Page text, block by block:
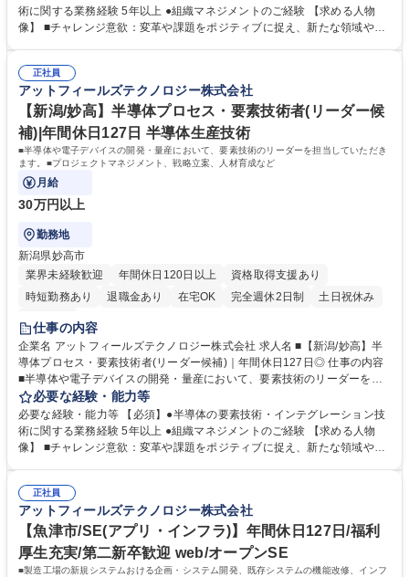
浄・成膜・熱処理・イオン注入・CMP）■裏面工程要素技術(ウエハサポー
ト・バックグラインド・ダイシング・成膜・洗浄) ■インテグレーション技
桑名市の事業所での選考を打診させていただく場合がございます。 募集職
種 ■【愛知/豊田市】半導体プロセス・要素技術者(リーダー候補)｜年間休
日127日◎
術に関する業務経験 5年以上 ●組織マネジメントのご経験 【求める人物
像】 ■チャレンジ意欲：変革や課題をポジティブに捉え、新たな領域や技
性と熱意を持って、相手との対話を楽しめる方や相手を説得していくこと
に面白みを感じている方 学歴・資格 学歴：大学院 大学 高専 語学力： 資
格：
正社員
アットフィールズテクノロジー株式会社
【新潟/妙高】半導体プロセス・要素技術者(リーダー候
補)|年間休日127日 半導体生産技術
■半導体や電子デバイスの開発・量産において、要素技術のリーダーを担当していただき
ます。■プロジェクトマネジメント、戦略立案、人材育成など
月給
30万円以上
勤務地
新潟県妙高市
業界未経験歓迎
年間休日120日以上
資格取得支援あり
時短勤務あり
退職金あり 在宅OK 完全週休2日制
土日祝休み
服装自由
仕事の内容
企業名 アットフィールズテクノロジー株式会社 求人名 ■【新潟/妙高】半
導体プロセス・要素技術者(リーダー候補)｜年間休日127日◎ 仕事の内容
■半導体や電子デバイスの開発・量産において、要素技術のリーダーを担
当していただきます。■プロジェクトマネジメント、戦略立案、人材育成
など 【専門技術】 ■前工程要素技術(リソグラフィ・ドライエッチ・洗
浄・成膜・熱処理・イオン注入・CMP)■裏面工程要素技術(ウエハサポー
ト・バックグラインド・ダイシング・成膜・洗浄) ■インテグレーション技
技術者(リーダー候補)｜年間休日127日◎
必要な経験・能力等
必要な経験・能力等 【必須】●半導体の要素技術・インテグレーション技
術に関する業務経験 5年以上 ●組織マネジメントのご経験 【求める人物
像】 ■チャレンジ意欲：変革や課題をポジティブに捉え、新たな領域や技
性と熱意を持って、相手との対話を楽しめる方や相手を説得していくこと
に面白みを感じている方 学歴・資格 学歴：大学院 大学 高専 語学力： 資
格：
正社員
アットフィールズテクノロジー株式会社
【魚津市/SE(アプリ・インフラ)】年間休日127日/福利
厚生充実/第二新卒歓迎 web/オープンSE
■製造工場の新規システムおける企画・システム開発、既存システムの機能改修、インフ